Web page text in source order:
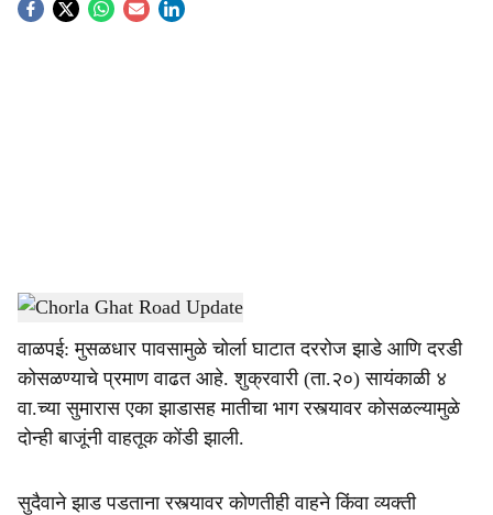
S
a
r
Chorla Ghat News-Dainik Gomantak
वाळपई: मुसळधार पावसामुळे चोर्ला घाटात दररोज झाडे आणि दरडी
कोसळण्याचे प्रमाण वाढत आहे. शुक्रवारी (ता.२०) सायंकाळी ४
वा.च्या सुमारास एका झाडासह मातीचा भाग रस्त्यावर कोसळल्यामुळे
दोन्ही बाजूंनी वाहतूक कोंडी झाली.
सुदैवाने झाड पडताना रस्त्यावर कोणतीही वाहने किंवा व्यक्ती